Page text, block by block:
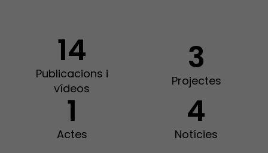
14
Publicacions i
vídeos
3
Projectes
1
Actes
4
Notícies